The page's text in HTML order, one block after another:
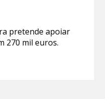
pretende apoiar
270 mil euros.